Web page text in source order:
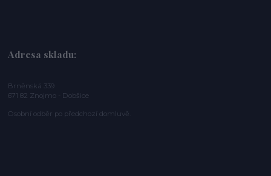
Adresa skladu:
Brněnská 339
671 82 Znojmo - Dobšice
Osobní odběr po předchozí domluvě.